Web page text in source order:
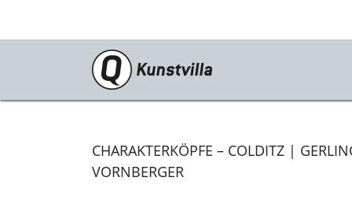
Programm
Dauerausstellung
CHARAKTERKÖPFE – COLDITZ |
VORNBERGER